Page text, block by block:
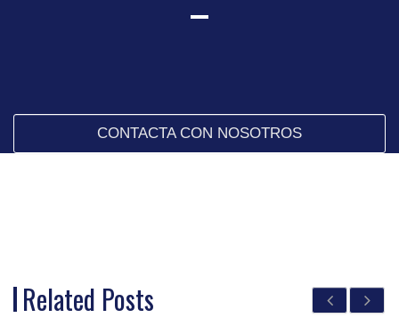
CONTACTA CON NOSOTROS
Related Posts